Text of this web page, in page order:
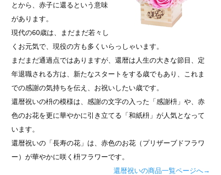
とから、赤子に還るという意味
があります。
現代の60歳は、まだまだ若々し
くお元気で、現役の方も多くいらっしゃいます。
まだまだ通過点ではありますが、還暦は人生の大きな節目、定
年退職される方は、新たなスタートをする歳でもあり、これま
での感謝の気持ちを伝え、お祝いしたい歳です。
還暦祝いの枡の模様は、感謝の文字の入った「感謝枡」や、赤
色のお花を更に華やかに引き立てる「和紙枡」が人気となって
います。
還暦祝いの「長寿の花」は、赤色のお花（プリザーブドフラワ
ー）が華やかに咲く枡フラワーです。
還暦祝いの商品一覧ページへ→